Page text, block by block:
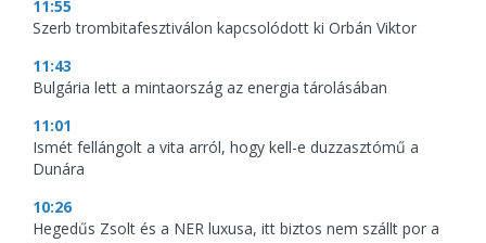
11:55
Szerb trombitafesztiválon kapcsolódott ki Orbán Viktor
11:43
Bulgária lett a mintaország az energia tárolásában
11:01
Ismét fellángolt a vita arról, hogy kell-e duzzasztómű a
Dunára
10:26
Hegedűs Zsolt és a NER luxusa, itt biztos nem szállt por a